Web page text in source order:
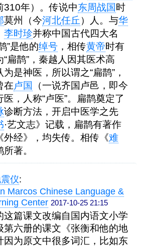
310年）。传说中东周战国时
莫州（今河北任丘 ）人。与华
李时珍并称中国古代四大名
”是他的绰号，相传黄帝时有
扁鹊”，秦越人因其医术高
是神医，所以谓之“扁鹊”，
在卢国 （一说齐国卢邑，即今
医，人称“卢医”。扁鹊奠定了
诊断方法，开启中医学之先
·艺文志》记载，扁鹊有著作
外经》，均失传。相传《难
著。
仪:
Marcos Chinese Language &
Center 2017-10-25 21:15
这篇课文改编自国内语文小学
第六册的课文《张衡和他的地
为原文中很多词汇， 比如东